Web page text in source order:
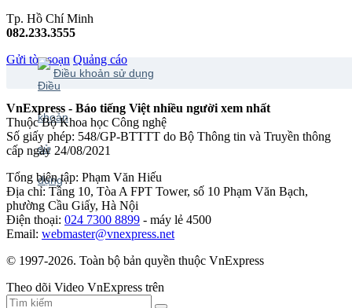
Tp. Hồ Chí Minh
082.233.3555
Gửi tòa soạn Quảng cáo
Điều khoản sử dụng
VnExpress - Báo tiếng Việt nhiều người xem nhất
Thuộc Bộ Khoa học Công nghệ
Số giấy phép: 548/GP-BTTTT do Bộ Thông tin và Truyền thông
cấp ngày 24/08/2021
Tổng biên tập: Phạm Văn Hiếu
Địa chỉ: Tầng 10, Tòa A FPT Tower, số 10 Phạm Văn Bạch,
phường Cầu Giấy, Hà Nội
Điện thoại: 024 7300 8899 - máy lẻ 4500
Email: webmaster@vnexpress.net
© 1997-2026. Toàn bộ bản quyền thuộc VnExpress
Theo dõi Video VnExpress trên